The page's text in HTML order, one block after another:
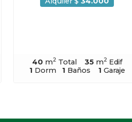
40 m2Total 35m2Edif
1 Dorm 1 Baños 1 Garaje